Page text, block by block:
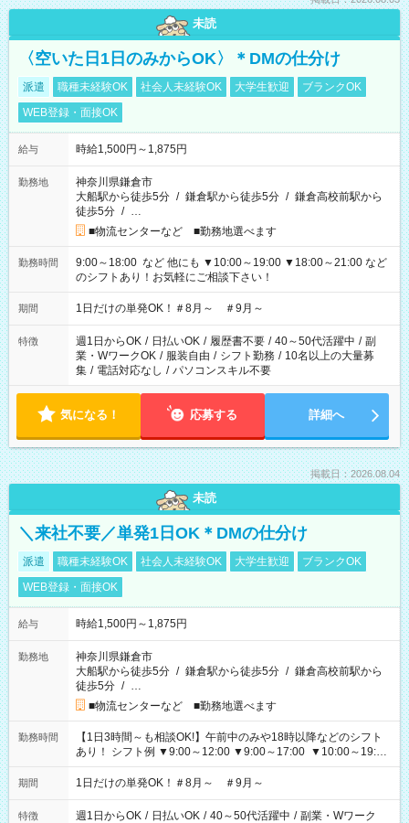
未読
〈空いた日1日のみからOK〉＊DMの仕分け
派遣 職種未経験OK 社会人未経験OK 大学生歓迎
ブランクOK
WEB登録・面接OK
給与 時給1,500円～1,875円
勤務地
神奈川県鎌倉市
大船駅から徒歩5分 / 鎌倉駅から徒歩5分 / 鎌倉高校前駅から
徒歩5分 / …
■物流センターなど ■勤務地選べます
勤務時間
9:00～18:00 など 他にも ▼10:00～19:00 ▼18:00～21:00 など
のシフトあり！お気軽にご相談下さい！
期間 1日だけの単発OK！＃8月～ ＃9月～
特徴 週1日からOK / 日払いOK / 履歴書不要 / 40～50代活躍中 / 副
業・WワークOK / 服装自由 / シフト勤務 / 10名以上の大量募
集 / 電話対応なし / パソコンスキル不要
気になる！ 応募する 詳細へ
掲載日：2026.08.04
未読
＼来社不要／単発1日OK＊DMの仕分け
派遣 職種未経験OK 社会人未経験OK 大学生歓迎
ブランクOK
WEB登録・面接OK
給与 時給1,500円～1,875円
勤務地
神奈川県鎌倉市
大船駅から徒歩5分 / 鎌倉駅から徒歩5分 / 鎌倉高校前駅から
徒歩5分 / …
■物流センターなど ■勤務地選べます
勤務時間
【1日3時間～も相談OK!】午前中のみや18時以降などのシフト
あり！ シフト例 ▼9:00～12:00 ▼9:00～17:00 ▼10:00～19:00
▼18:00～21:00
期間 1日だけの単発OK！＃8月～ ＃9月～
特徴 週1日からOK / 日払いOK / 40～50代活躍中 / 副業・Wワーク